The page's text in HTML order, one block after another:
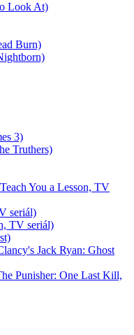
Look At)
Burn)
3)
Truthers)
You a Lesson, TV
seriál)
TV seriál)
Jack Ryan: Ghost
Punisher: One Last Kill,